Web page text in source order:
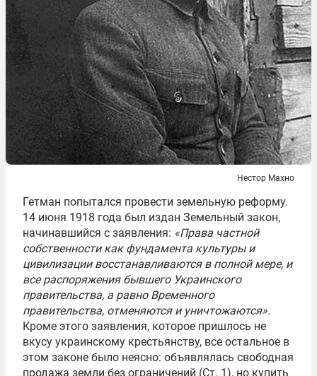
Нестор Махно
Гетман попытался провести земельную реформу.
14 июня 1918 года был издан Земельный закон,
начинавшийся с заявления: «Права частной
собственности как фундамента культуры и
цивилизации восстанавливаются в полной мере, и
все распоряжения бывшего Украинского
правительства, а равно Временного
правительства, отменяются и уничтожаются».
Кроме этого заявления, которое пришлось не
вкусу украинскому крестьянству, все остальное в
этом законе было неясно: объявлялась свободная
продажа земли без ограничений (Ст. 1), но купить